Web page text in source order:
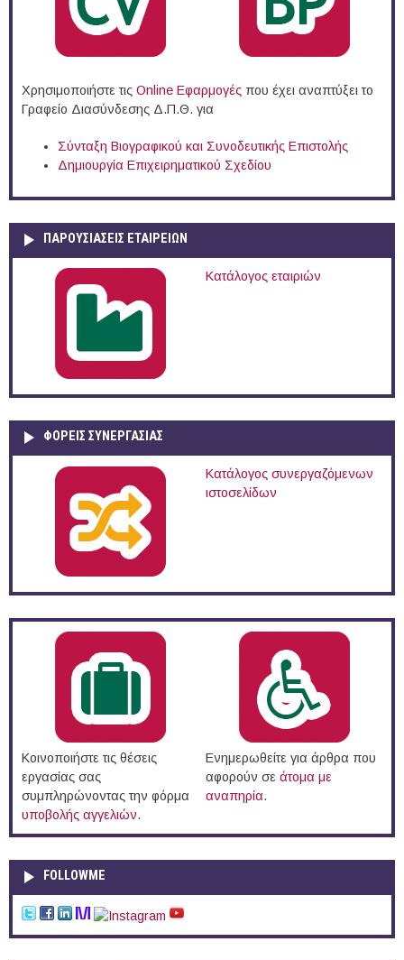
Χρησιμοποιήστε τις Online Eφαρμογές που έχει αναπτύξει το
Γραφείο Διασύνδεσης Δ.Π.Θ. για
Σύνταξη Βιογραφικού και Συνοδευτικής Επιστολής
Δημιουργία Επιχειρηματικού Σχεδίου
ΠΑΡΟΥΣΙΆΣΕΙΣ ΕΤΑΙΡΕΙΏΝ
Κατάλογος εταιριών
ΦΟΡΕΙΣ ΣΥΝΕΡΓΑΣΙΑΣ
Κατάλογος συνεργαζόμενων
ιστοσελίδων
Κοινοποιήστε τις θέσεις
εργασίας σας
συμπληρώνοντας την φόρμα
υποβολής αγγελιών.
Ενημερωθείτε για άρθρα που
αφορούν σε άτομα με
αναπηρία.
FOLLOWME